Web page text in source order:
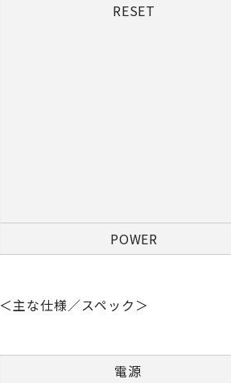
RESET
POWER
＜主な仕様／スペック＞
電源